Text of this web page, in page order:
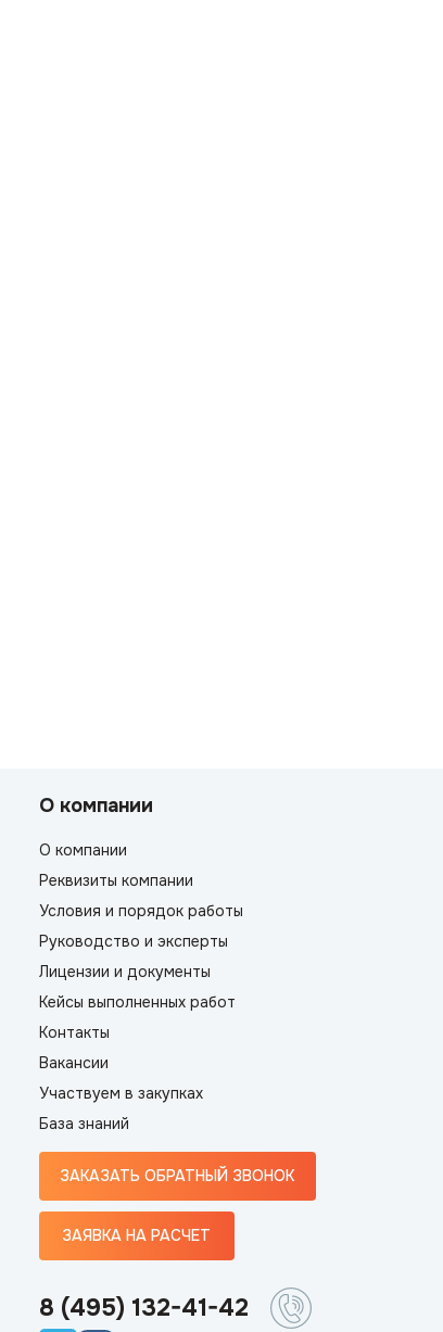
О компании
О компании
Реквизиты компании
Условия и порядок работы
Руководство и эксперты
Лицензии и документы
Кейсы выполненных работ
Контакты
Вакансии
Участвуем в закупках
База знаний
ЗАКАЗАТЬ ОБРАТНЫЙ ЗВОНОК
ЗАЯВКА НА РАСЧЕТ
8 (495) 132-41-42